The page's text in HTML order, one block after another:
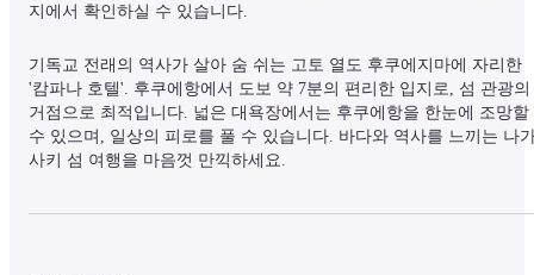
지에서 확인하실 수 있습니다.
기독교 전래의 역사가 살아 숨 쉬는 고토 열도 후쿠에지마에 자리한
'캄파나 호텔'. 후쿠에항에서 도보 약 7분의 편리한 입지로, 섬 관광의
거점으로 최적입니다. 넓은 대욕장에서는 후쿠에항을 한눈에 조망할
수 있으며, 일상의 피로를 풀 수 있습니다. 바다와 역사를 느끼는 나
사키 섬 여행을 마음껏 만끽하세요.